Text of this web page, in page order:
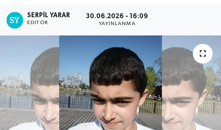
SERPİL YARAR
EDITÖR
30.06.2026 - 16:09
YAYINLANMA